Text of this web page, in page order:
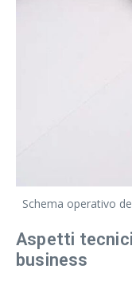
Schema operativo
Aspetti
business